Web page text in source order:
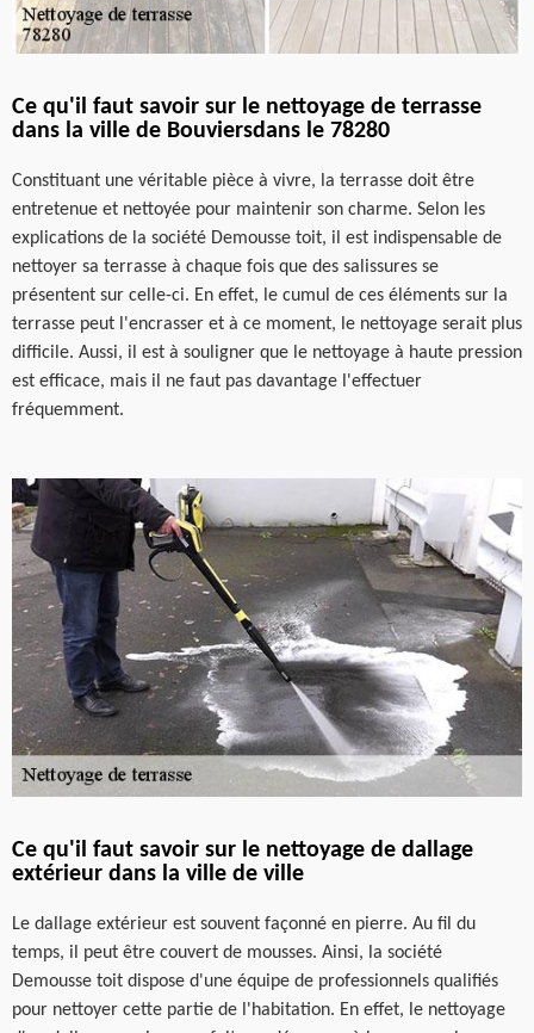
Ce qu'il faut savoir sur le nettoyage de terrasse
dans la ville de Bouviersdans le 78280
Constituant une véritable pièce à vivre, la terrasse doit être
entretenue et nettoyée pour maintenir son charme. Selon les
explications de la société Demousse toit, il est indispensable de
nettoyer sa terrasse à chaque fois que des salissures se
présentent sur celle-ci. En effet, le cumul de ces éléments sur la
terrasse peut l'encrasser et à ce moment, le nettoyage serait plus
difficile. Aussi, il est à souligner que le nettoyage à haute pression
est efficace, mais il ne faut pas davantage l'effectuer
fréquemment.
Ce qu'il faut savoir sur le nettoyage de dallage
extérieur dans la ville de ville
Le dallage extérieur est souvent façonné en pierre. Au fil du
temps, il peut être couvert de mousses. Ainsi, la société
Demousse toit dispose d'une équipe de professionnels qualifiés
pour nettoyer cette partie de l'habitation. En effet, le nettoyage